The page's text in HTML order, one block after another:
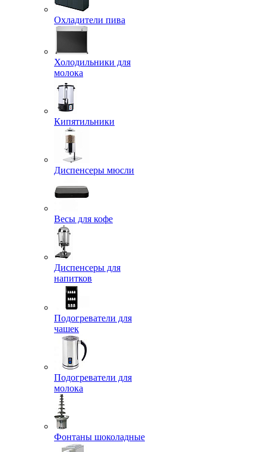
Охладители пива
Холодильники для
молока
Кипятильники
Диспенсеры мюсли
Весы для кофе
Диспенсеры для
напитков
Подогреватели для
чашек
Подогреватели для
молока
Фонтаны шоколадные